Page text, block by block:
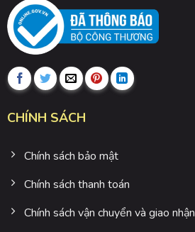
CHÍNH SÁCH
Chính sách bảo mật
Chính sách thanh toán
Chính sách vận chuyển và giao nhận